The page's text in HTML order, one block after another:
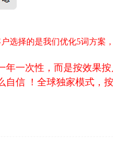
选择的是我们优化5词方案
年一次性，而是按效果
自信 ！全球独家模式，